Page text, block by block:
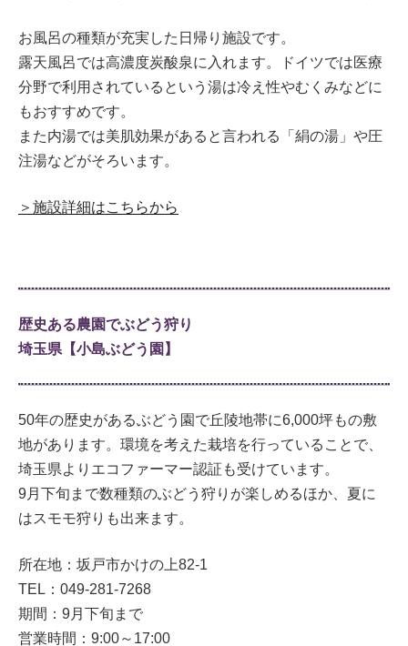
お風呂の種類が充実した日帰り施設です。
露天風呂では高濃度炭酸泉に入れます。ドイツでは医療
分野で利用されているという湯は冷え性やむくみなどに
もおすすめです。
また内湯では美肌効果があると言われる「絹の湯」や圧
注湯などがそろいます。
＞施設詳細はこちらから
歴史ある農園でぶどう狩り
埼玉県【小島ぶどう園】
50年の歴史があるぶどう園で丘陵地帯に6,000坪もの敷
地があります。環境を考えた栽培を行っていることで、
埼玉県よりエコファーマー認証も受けています。
9月下旬まで数種類のぶどう狩りが楽しめるほか、夏に
はスモモ狩りも出来ます。
所在地：坂戸市かけの上82-1
TEL：049-281-7268
期間：9月下旬まで
営業時間：9:00～17:00